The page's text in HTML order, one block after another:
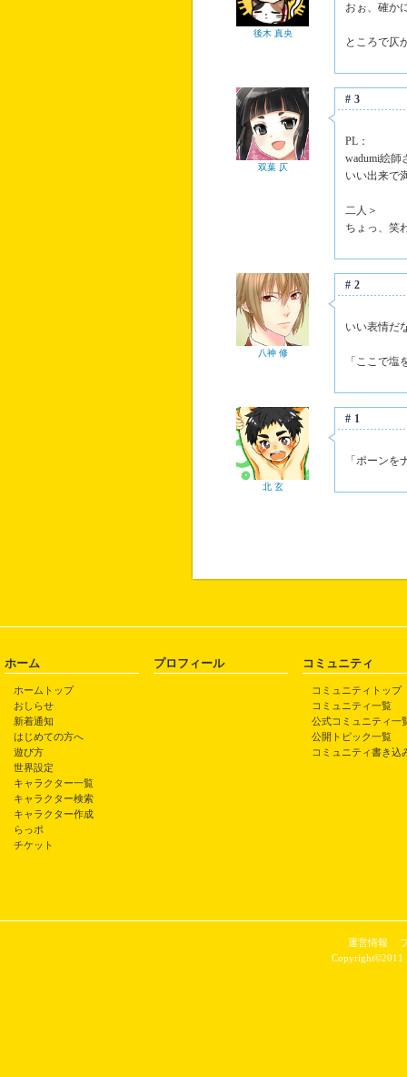
後木 真央
おぉ、確か
ところで仄
双葉 仄
#3
PL：
wadumi絵師
いい出来で
二人＞
ちょっ、笑
八神 修
#2
いい表情だ
「ここで
北 玄
#1
「ポーン
ホーム
ホームトップ
おしらせ
新着通知
はじめての方へ
遊び方
世界設定
キャラクター一覧
キャラクター検索
キャラクター作成
らっポ
チケット
プロフィール コミュニティ
コミュニティトップ
コミュニティ一覧
公式コミュニティ一
公開トピック一覧
コミュニティ書き込
運営情報
Copyright©2011